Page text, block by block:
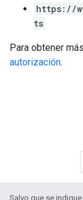
https://
ts
Para obtener
autorización.
Salvo que se